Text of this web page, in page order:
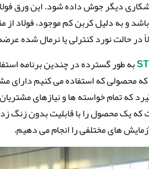
و به دلیل کربن کم موجود،
در حالت نورد کنترلی یا نرمال شده
به طور گسترده در چندین برنامه
محصولی که استفاده می کنیم دارای
یک محصول را با قابلیت بدون زنگ